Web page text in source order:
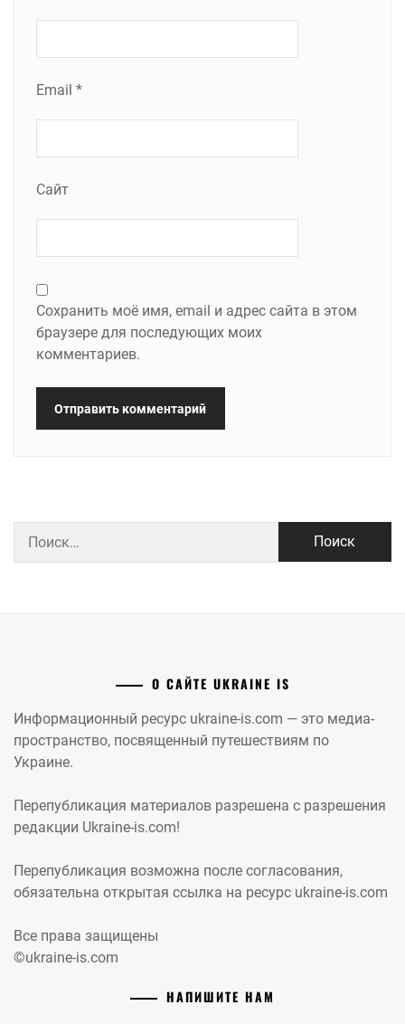
Email *
Сайт
Сохранить моё имя, email и адрес сайта в этом
браузере для последующих моих
комментариев.
О САЙТЕ UKRAINE IS
Информационный ресурс ukraine-is.com — это медиа-
пространство, посвященный путешествиям по
Украине.
Перепубликация материалов разрешена с разрешения
редакции Ukraine-is.com!
Перепубликация возможна после согласования,
обязательна открытая ссылка на ресурс ukraine-is.com
Все права защищены
©ukraine-is.com
НАПИШИТЕ НАМ